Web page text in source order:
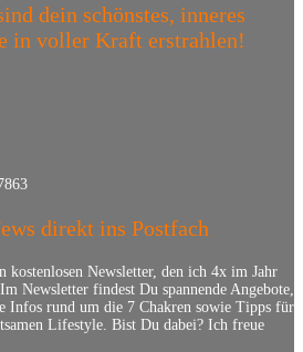
dein schönstes, inneres
in voller Kraft erstrahlen!
direkt ins Postfach
kostenlosen Newsletter, den ich 4x im Jahr
Newsletter findest Du spannende Angebote,
Infos rund um die 7 Chakren sowie Tipps für
Lifestyle. Bist Du dabei? Ich freue